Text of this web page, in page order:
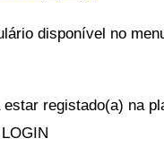
disponível no
registado(a) na